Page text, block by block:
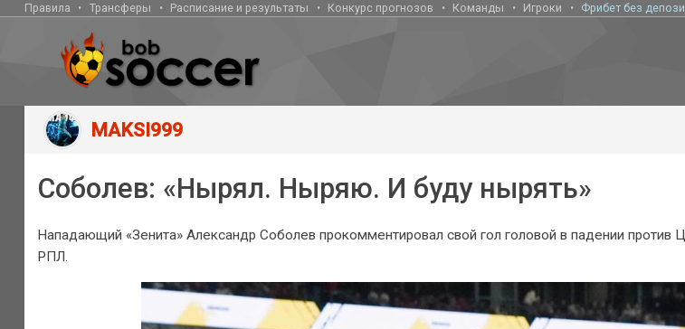
Правила Трансферы Расписание и результаты Конкурс прогнозов Команды Игроки Фрибет без
MAKSI999
Соболев: «Нырял. Ныряю. И буду нырять»
Нападающий «Зенита» Александр Соболев прокомментировал свой гол головой в падении против
РПЛ.